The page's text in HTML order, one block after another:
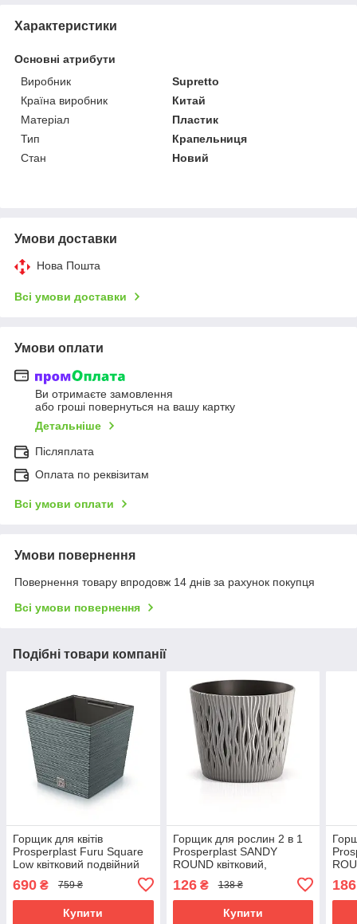
Характеристики
Основні атрибути
Виробник
Supretto
Країна виробник
Китай
Матеріал
Пластик
Тип
Крапельниця
Стан
Новий
Умови доставки
Нова Пошта
Всі умови доставки
Умови оплати
Ви отримаєте замовлення
або гроші повернуться на вашу картку
Детальніше
Післяплата
Оплата по реквізитам
Всі умови оплати
Умови повернення
Повернення товару впродовж 14 днів за рахунок покупця
Всі умови повернення
Подібні товари компанії
Горщик для квітів
Prosperplast Furu Square
Low квітковий подвійний
рослин, 7.5/10 л, Синій
690 ₴ 759 ₴
Купити
Горщик для рослин 2 в 1
Prosperplast SANDY
ROUND квітковий,
вазон для квітів 1,7 л сірий
126₴ 138 ₴
Купити
186